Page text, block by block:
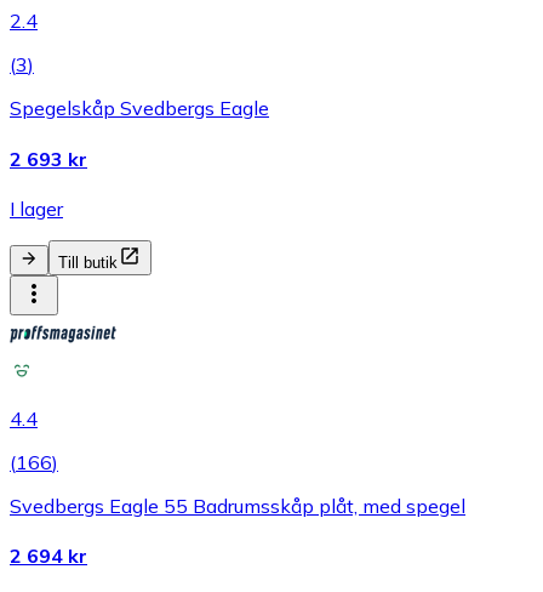
2.4
(3)
Spegelskåp Svedbergs Eagle
2 693 kr
I lager
Till butik
4.4
(166)
Svedbergs Eagle 55 Badrumsskåp plåt, med spegel
2 694 kr